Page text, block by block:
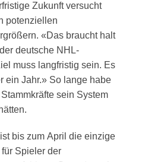
Zukunft versucht
potenziellen
«Das braucht halt
deutsche NHL-
muss langfristig sein. Es
ein Jahr.» So lange habe
sein System
bis zum April die einzige
Spieler der